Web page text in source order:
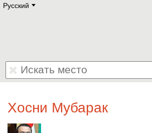
Русский E
Deutsch
Polski
Hebrew
Хосни Мубарак